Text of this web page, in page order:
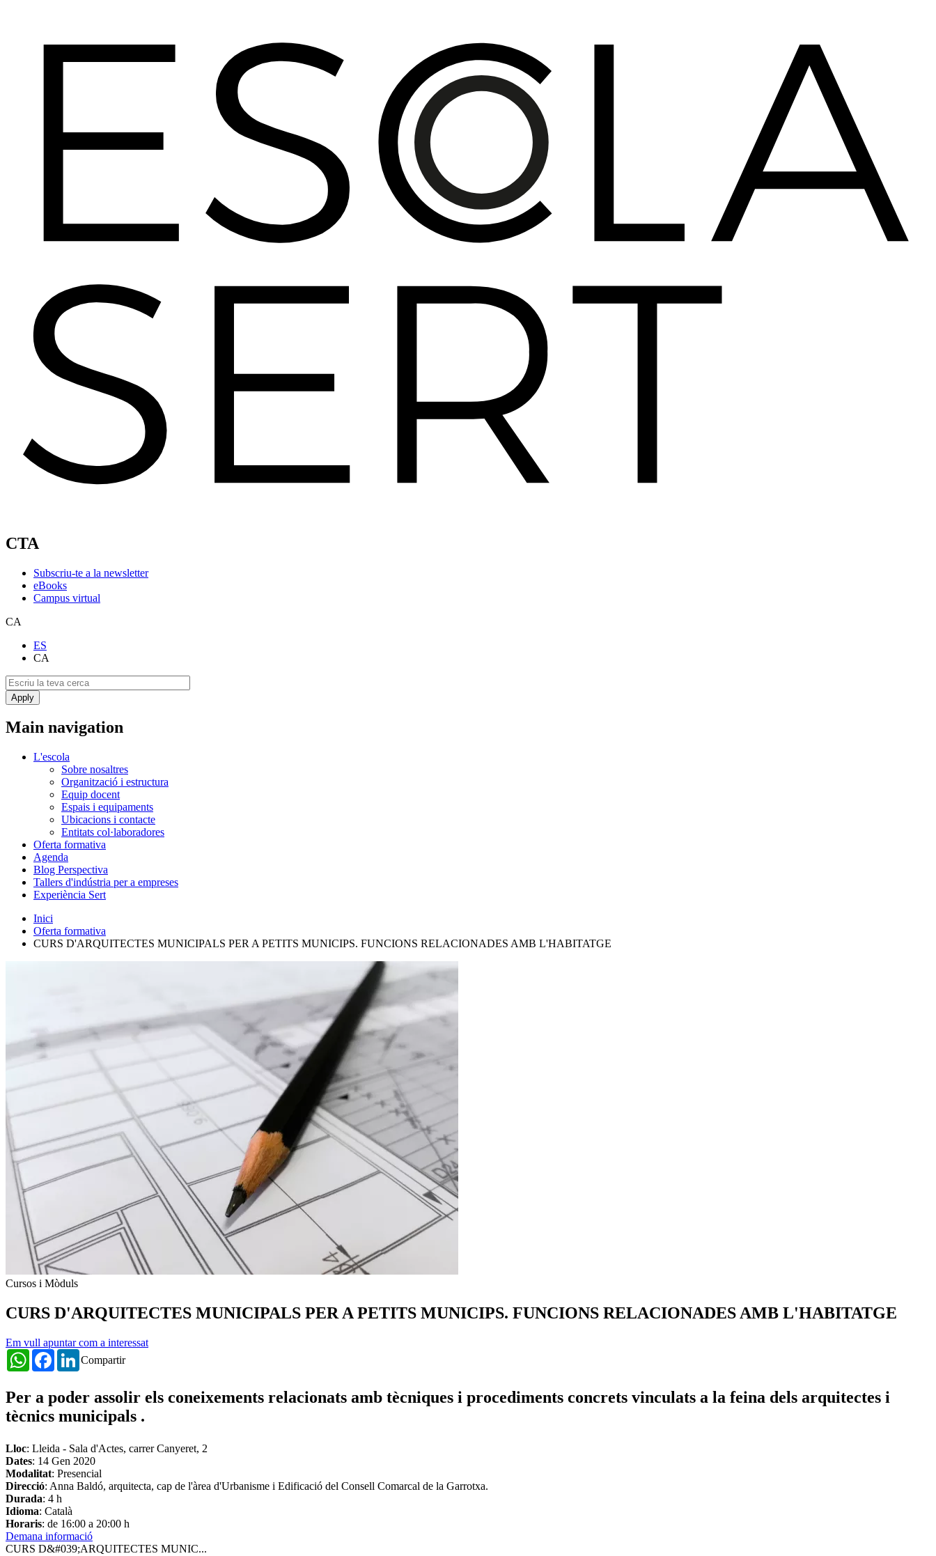
CTA
Subscriu-te a la newsletter
eBooks
Campus virtual
CA
ES
CA
Main navigation
L'escola
Sobre nosaltres
Organització i estructura
Equip docent
Espais i equipaments
Ubicacions i contacte
Entitats col·laboradores
Oferta formativa
Agenda
Blog Perspectiva
Tallers d'indústria per a empreses
Experiència Sert
Inici
Oferta formativa
CURS D'ARQUITECTES MUNICIPALS PER A PETITS MUNICIPS. FUNCIONS RELACIONADES AMB L'HABITATGE
Cursos i Mòduls
CURS D'ARQUITECTES MUNICIPALS PER A PETITS MUNICIPS. FUNCIONS RELACIONADES AMB L'HABITATGE
Em vull apuntar com a interessat
Compartir
WhatsAppFacebookLinkedIn
Per a poder assolir els coneixements relacionats amb tècniques i procediments concrets vinculats a la feina dels arquitectes i
tècnics municipals .
Lloc: Lleida - Sala d'Actes, carrer Canyeret, 2
Dates: 14 Gen 2020
Modalitat: Presencial
Direcció: Anna Baldó, arquitecta, cap de l'àrea d'Urbanisme i Edificació del Consell Comarcal de la Garrotxa.
Durada: 4 h
Idioma: Català
Horaris: de 16:00 a 20:00 h
Demana informació
CURS D&#039;ARQUITECTES MUNIC...